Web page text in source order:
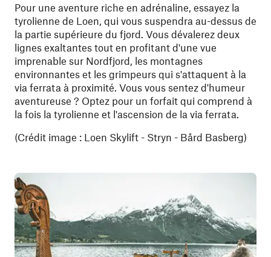
Pour une aventure riche en adrénaline, essayez la
tyrolienne de Loen, qui vous suspendra au-dessus de
la partie supérieure du fjord. Vous dévalerez deux
lignes exaltantes tout en profitant d'une vue
imprenable sur Nordfjord, les montagnes
environnantes et les grimpeurs qui s'attaquent à la
via ferrata à proximité. Vous vous sentez d'humeur
aventureuse ? Optez pour un forfait qui comprend à
la fois la tyrolienne et l'ascension de la via ferrata.
(Crédit image : Loen Skylift - Stryn - Bård Basberg)